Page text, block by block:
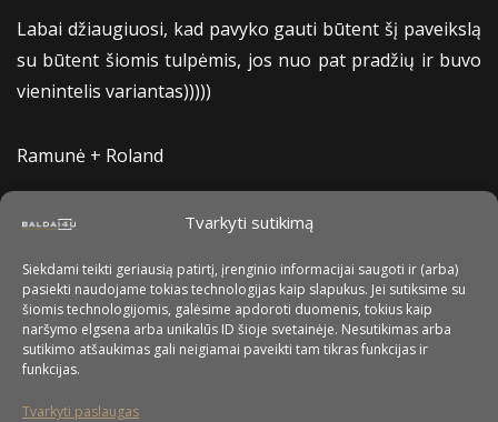
Tvarkyti sutikimą
Siekdami teikti geriausią patirtį, įrenginio informacijai saugoti ir (arba)
pasiekti naudojame tokias technologijas kaip slapukus. Jei sutiksime su
šiomis technologijomis, galėsime apdoroti duomenis, tokius kaip
naršymo elgsena arba unikalūs ID šioje svetainėje. Nesutikimas arba
sutikimo atšaukimas gali neigiamai paveikti tam tikras funkcijas ir
funkcijas.
Tvarkyti paslaugas
Labai džiaugiuosi, kad pavyko gauti būtent šį paveikslą
su būtent šiomis tulpėmis, jos nuo pat pradžių ir buvo
vienintelis variantas)))))
Ramunė + Roland